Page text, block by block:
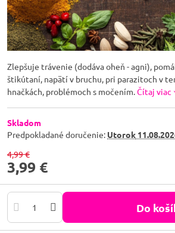
Zlepšuje trávenie (dodáva oheň - agni),
štikútaní, napätí v bruchu, pri parazitoch v
hnačkách, problémoch s močením.Čítaj viac
Skladom
Predpokladané doručenie: Utorok
4,99 €
3,99 €
Do